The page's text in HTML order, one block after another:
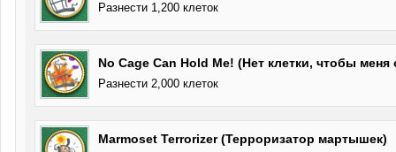
Разнести 1,200 клеток
No Cage Can Hold Me! (Нет клетки, чтобы меня
Разнести 2,000 клеток
Marmoset Terrorizer (Терроризатор мартышек)